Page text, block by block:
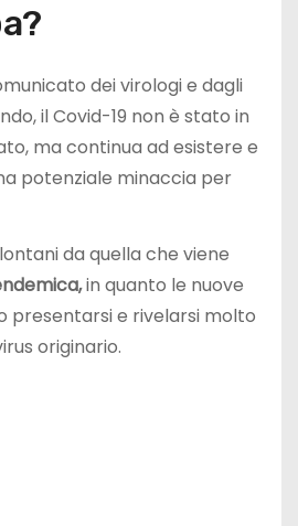
dei virologi e dagli
il Covid-19 non è stato in
ma continua ad esistere e
potenziale minaccia per
da quella che viene
in quanto le nuove
e rivelarsi molto
originario.